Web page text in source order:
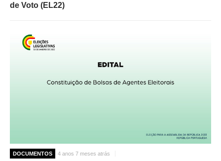
de Voto (EL22)
DOCUMENTOS 4 anos 7 meses atrás